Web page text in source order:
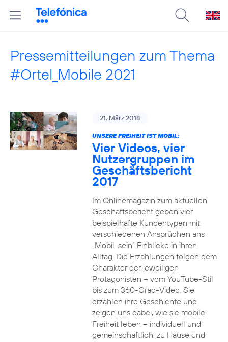
Pressemitteilungen zum Thema
#Ortel_Mobile 2021
21. März 2018
UNSERE FREIHEIT IST MOBIL:
Vier Videos, vier
Nutzergruppen im
Geschäftsbericht
2017
Im Onlinemagazin zum aktuellen
Geschäftsbericht geben vier
beispielhafte Kundentypen mit
verschiedenen Ansprüchen ans
„Mobil-sein“ Einblicke in ihren
Alltag. Die Erzählungen folgen dem
Charakter der jeweiligen
Protagonisten – vom YouTube-Stil
bis zum 360-Grad-Video. Sie
erzählen ihre Geschichte und
zeigen uns dabei, wie sie mobile
Freiheit leben – individuell und
gemeinschaftlich, zu Hause und